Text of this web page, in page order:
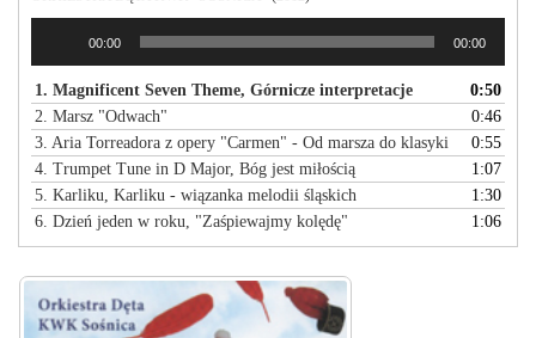
dźwiękowych
00:00 00:00
1. Magnificent Seven Theme, Górnicze interpretacje
0:50
2. Marsz "Odwach"
0:46
3. Aria Torreadora z opery "Carmen" - Od marsza do klasyki
0:55
4. Trumpet Tune in D Major, Bóg jest miłością
1:07
5. Karliku, Karliku - wiązanka melodii śląskich
1:30
6. Dzień jeden w roku, "Zaśpiewajmy kolędę"
1:06